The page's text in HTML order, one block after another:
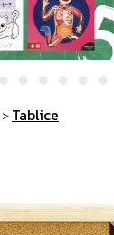
>Tablice